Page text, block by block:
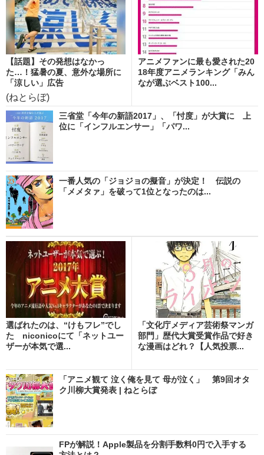
【話題】その発想はなかっ
た…！猛暑の夏、意外な場所に
「涼しい」広告
(ねとらぼ)
アニメファンに最も愛された20
18年度アニメランキング「みん
なが選ぶベスト100...
三省堂「今年の新語2017」、「忖度」が大賞に 上
位に「インフルエンサー」「パワ...
一番人気の「ジョジョの擬音」が決定！ 伝説の
「メメタァ」を破って1位となったのは...
選ばれたのは、“けもフレ”でし
た niconicoにて「ネットユー
ザーが本気で選...
「文化庁メディア芸術祭マンガ
部門」歴代大賞受賞作品で好き
な漫画はどれ？【人気投票...
「アニメ観て 泣く俺を見て 母が泣く」 第9回オタ
ク川柳大賞発表 | ねとらぼ
FPが解説！Apple製品を分割手数料0円で入手する